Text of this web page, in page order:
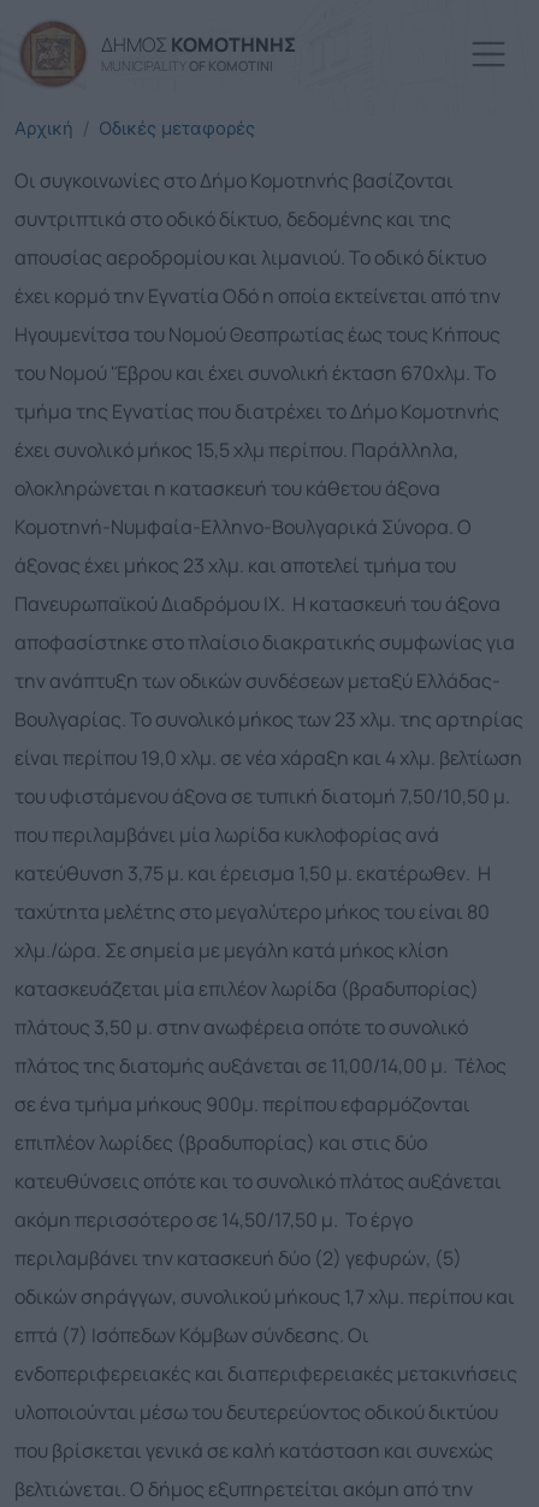
ΔΗΜΟΣ ΚΟΜΟΤΗΝΗΣ
MUNICIPALITY OF KOMOTINI
Αρχική Οδικές μεταφορές
Οι συγκοινωνίες στο Δήμο Κομοτηνής βασίζονται
συντριπτικά στο οδικό δίκτυο, δεδομένης και της
απουσίας αεροδρομίου και λιμανιού. Το οδικό δίκτυο
έχει κορμό την Εγνατία Οδό η οποία εκτείνεται από την
Ηγουμενίτσα του Νομού Θεσπρωτίας έως τους Κήπους
του Νομού 'Έβρου και έχει συνολική έκταση 670χλμ. Το
τμήμα της Εγνατίας που διατρέχει το Δήμο Κομοτηνής
έχει συνολικό μήκος 15,5 χλμ περίπου. Παράλληλα,
ολοκληρώνεται η κατασκευή του κάθετου άξονα
Κομοτηνή-Νυμφαία-Ελληνο-Βουλγαρικά Σύνορα. Ο
άξονας έχει μήκος 23 χλμ. και αποτελεί τμήμα του
Πανευρωπαϊκού Διαδρόμου ΙΧ. Η κατασκευή του άξονα
αποφασίστηκε στο πλαίσιο διακρατικής συμφωνίας για
την ανάπτυξη των οδικών συνδέσεων μεταξύ Ελλάδας-
Βουλγαρίας. Το συνολικό μήκος των 23 χλμ. της αρτηρίας
είναι περίπου 19,0 χλμ. σε νέα χάραξη και 4 χλμ. βελτίωση
του υφιστάμενου άξονα σε τυπική διατομή 7,50/10,50 μ.
που περιλαμβάνει μία λωρίδα κυκλοφορίας ανά
κατεύθυνση 3,75 μ. και έρεισμα 1,50 μ. εκατέρωθεν. Η
ταχύτητα μελέτης στο μεγαλύτερο μήκος του είναι 80
χλμ./ώρα. Σε σημεία με μεγάλη κατά μήκος κλίση
κατασκευάζεται μία επιλέον λωρίδα (βραδυπορίας)
πλάτους 3,50 μ. στην ανωφέρεια οπότε το συνολικό
πλάτος της διατομής αυξάνεται σε 11,00/14,00 μ. Τέλος
σε ένα τμήμα μήκους 900μ. περίπου εφαρμόζονται
επιπλέον λωρίδες (βραδυπορίας) και στις δύο
κατευθύνσεις οπότε και το συνολικό πλάτος αυξάνεται
ακόμη περισσότερο σε 14,50/17,50 μ. Το έργο
περιλαμβάνει την κατασκευή δύο (2) γεφυρών, (5)
οδικών σηράγγων, συνολικού μήκους 1,7 χλμ. περίπου και
επτά (7) Ισόπεδων Κόμβων σύνδεσης. Οι
ενδοπεριφερειακές και διαπεριφερειακές μετακινήσεις
υλοποιούνται μέσω του δευτερεύοντος οδικού δικτύου
που βρίσκεται γενικά σε καλή κατάσταση και συνεχώς
βελτιώνεται. Ο δήμος εξυπηρετείται ακόμη από την